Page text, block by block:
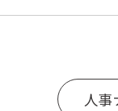
人事